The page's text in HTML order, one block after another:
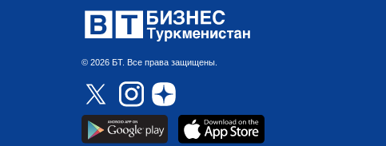
© 2026 БТ. Все права защищены.